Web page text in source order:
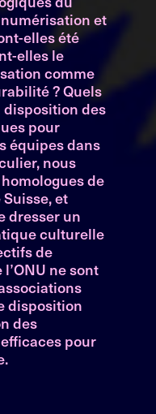
et
elles été
elles le
comme
? Quels
disposition des
pour
équipes dans
nous
de
et
dresser un
culturelle
de
ne sont
disposition
des
pour